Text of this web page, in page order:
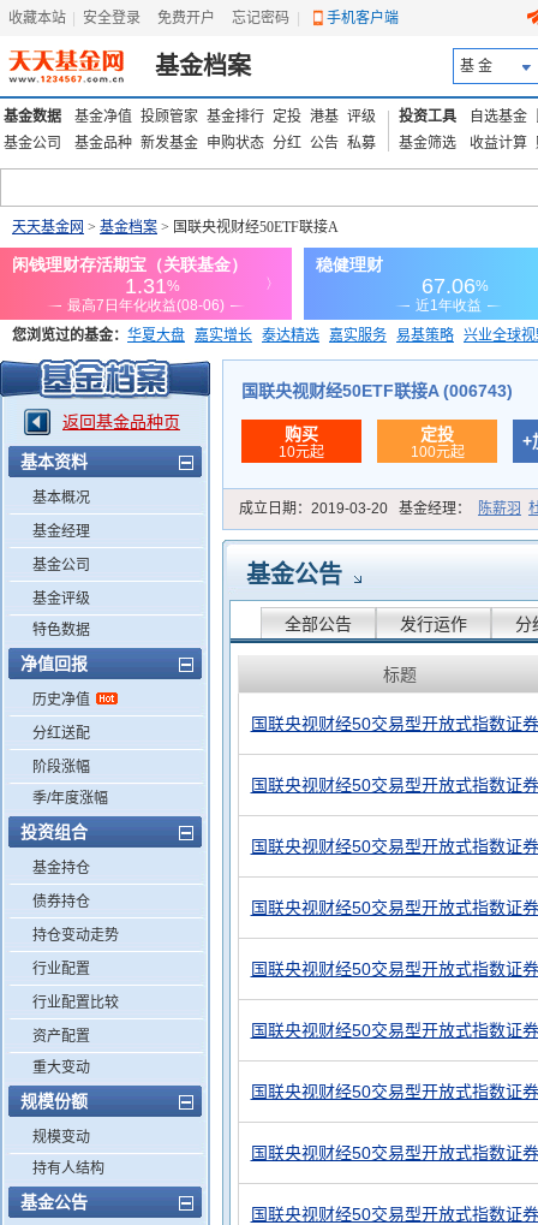
收藏本站 安全登录 免费开户 忘记密码 手机客户端
基金档案 基 金
基金数据 基金净值 投顾管家 基金排行 定投 港基 评级
基金公司
基金品种 新发基金 申购状态 分红 公告 私募
投资工具 自选基金
基金筛选
收益计算
天天基金网 > 基金档案 > 国联央视财经50ETF联接A
您浏览过的基金： 华夏大盘 嘉实增长 泰达精选 嘉实服务 易基策略 兴业全球
添富优势 华安宏利 上证180价值ETF
返回基金品种页
基本资料
基本概况
基金经理
基金公司
基金评级
特色数据
净值回报
历史净值
分红送配
阶段涨幅
季/年度涨幅
投资组合
基金持仓
债券持仓
持仓变动走势
行业配置
行业配置比较
资产配置
重大变动
规模份额
规模变动
持有人结构
基金公告
国联央视财经50ETF联接A (006743)
购买
10元起
定投
100元起
+
成立日期： 2019-03-20 基金经理： 陈薪羽
基金公告
全部公告 发行运作 分
标题
国联央视财经50交易型开放式指数证
国联央视财经50交易型开放式指数证
国联央视财经50交易型开放式指数证
国联央视财经50交易型开放式指数证
国联央视财经50交易型开放式指数证
国联央视财经50交易型开放式指数证
国联央视财经50交易型开放式指数证
国联央视财经50交易型开放式指数证
国联央视财经50交易型开放式指数证